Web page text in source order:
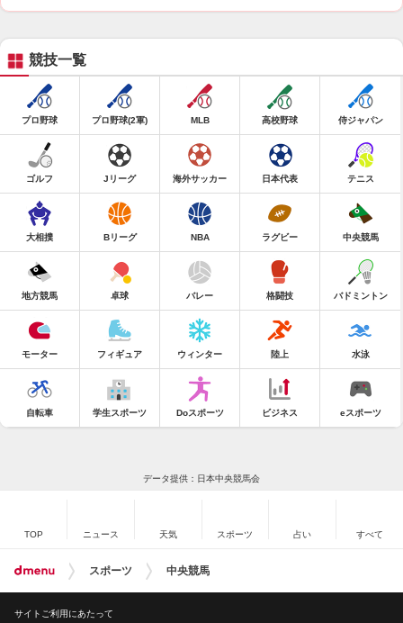
競技一覧
プロ野球 プロ野球(2軍) MLB 高校野球 侍ジャパン
ゴルフ Jリーグ 海外サッカー 日本代表 テニス
大相撲 Bリーグ NBA ラグビー 中央競馬
地方競馬 卓球 バレー 格闘技 バドミントン
モーター フィギュア ウィンター 陸上 水泳
自転車 学生スポーツ Doスポーツ ビジネス eスポーツ
データ提供：日本中央競馬会
TOP ニュース 天気 スポーツ 占い すべて
スポーツ 中央競馬
サイトご利用にあたって